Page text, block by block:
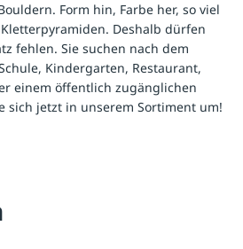
Form hin, Farbe her, so viel
Deshalb dürfen
fehlen. Sie suchen nach dem
Kindergarten, Restaurant,
einem öffentlich zugänglichen
sich jetzt in unserem Sortiment um!